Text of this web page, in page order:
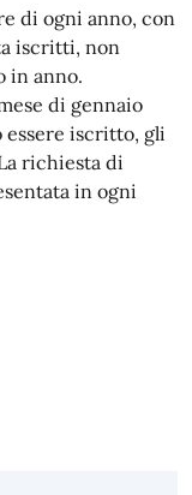
di ogni anno, con
iscritti, non
in anno.
di gennaio
essere iscritto, gli
richiesta di
in ogni